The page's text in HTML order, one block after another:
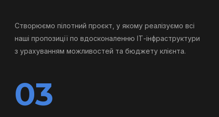
Створюємо пілотний проєкт, у якому реалізуємо всі
наші пропозиції по вдосконаленню ІТ-інфраструктури
з урахуванням можливостей та бюджету клієнта.
03